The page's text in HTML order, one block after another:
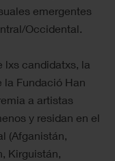
emergentes
Occidental.
lxs candidatxs, la
la Fundació Han
a artistas
y residan en el
(Afganistán,
Kirguistán,